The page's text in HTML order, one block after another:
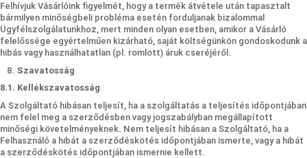
Felhívjuk Vásárlóink figyelmét, hogy a termék átvétele után tapasztalt
bármilyen minőségbeli probléma esetén forduljanak bizalommal
Ügyfélszolgálatunkhoz, mert minden olyan esetben, amikor a Vásárló
felelőssége egyértelműen kizárható, saját költségünkön gondoskodunk a
hibás vagy használhatatlan (pl. romlott) áruk cseréjéről.
Szavatosság
8.1. Kellékszavatosság
A Szolgáltató hibásan teljesít, ha a szolgáltatás a teljesítés időpontjában
nem felel meg a szerződésben vagy jogszabályban megállapított
minőségi követelményeknek. Nem teljesít hibásan a Szolgáltató, ha a
Felhasználó a hibát a szerződéskötés időpontjában ismerte, vagy a hibát
a szerződéskötés időpontjában ismernie kellett.